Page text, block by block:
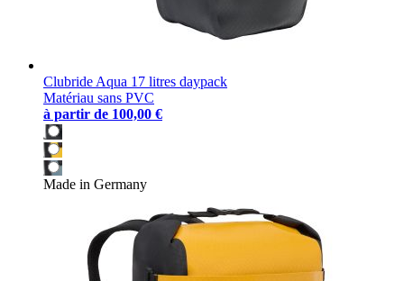
Clubride Aqua 17 litres daypack
Matériau sans PVC
à partir de 100,00 €
Made in Germany